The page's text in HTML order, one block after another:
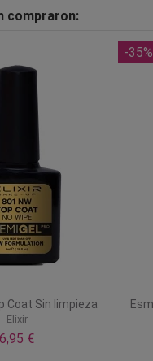
compraron:
Coat Sin limpieza
Elixir
6,95 €
-35%